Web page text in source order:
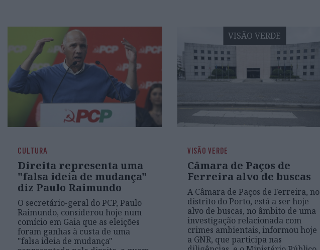
CULTURA
Direita representa uma
"falsa ideia de mudança"
diz Paulo Raimundo
O secretário-geral do PCP, Paulo
Raimundo, considerou hoje num
comício em Gaia que as eleições
foram ganhas à custa de uma
"falsa ideia de mudança"
VISÃO VERDE
VISÃO VERDE
Câmara de Paços de
Ferreira alvo de buscas
A Câmara de Paços de Ferreira, no
distrito do Porto, está a ser hoje
alvo de buscas, no âmbito de uma
investigação relacionada com
crimes ambientais, informou hoje
a GNR, que participa nas